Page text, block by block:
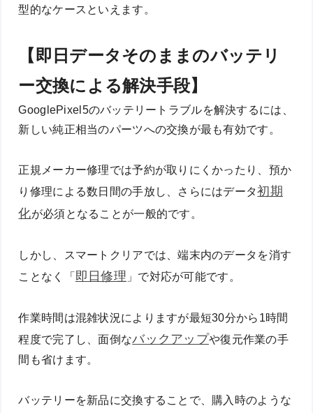
型的なケースといえます。
【即日データそのままのバッテリ
ー交換による解決手段】
GooglePixel5のバッテリートラブルを解決するには、
新しい純正相当のパーツへの交換が最も有効です。
正規メーカー修理では予約が取りにくかったり、預か
り修理による数日間の手放し、さらにはデータ初期
化が必須となることが一般的です。
しかし、スマートクリアでは、端末内のデータを消す
ことなく「 即日修理 」で対応が可能です。
作業時間は混雑状況によりますが最短30分から1時間
程度で完了し、面倒なバックアップや復元作業の手
間も省けます。
バッテリーを新品に交換することで、購入時のような